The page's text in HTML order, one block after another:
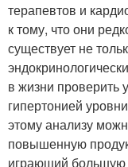
терапевтов и
к тому, что они
существует не
в жизни проверить
гипертонией
этому анализу
повышенную
играющий большую